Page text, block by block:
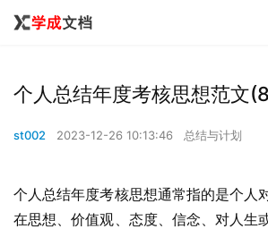
个人总结年度考核思想范文(8
st002 2023-12-26 10:13:46 总结与计划
个人总结年度考核思想通常指的是个人
在思想、价值观、态度、信念、对人生